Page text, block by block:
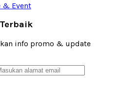
& Event
info promo & update